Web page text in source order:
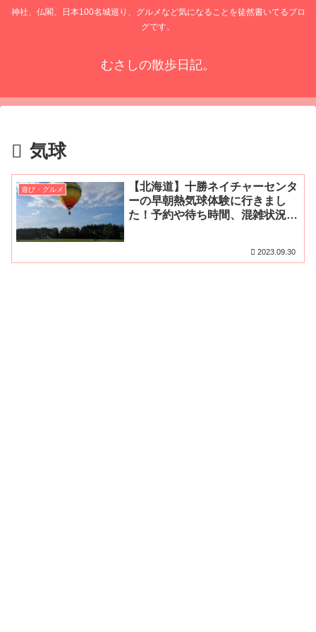
神社、仏閣、日本100名城巡り、グルメなど気になることを徒然書いてるブロ
グです。
むさしの散歩日記。
気球
遊び・グルメ
【北海道】十勝ネイチャーセンタ
ーの早朝熱気球体験に行きまし
た！予約や待ち時間、混雑状況、
2023.09.30